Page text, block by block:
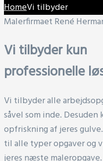
HomeVi tilbyder
Malerfirmaet René
Vi tilbyder kun
professionelle
Vi tilbyder alle
såvel som inde. Desuden
opfriskning af jeres
til alle typer opgaver og